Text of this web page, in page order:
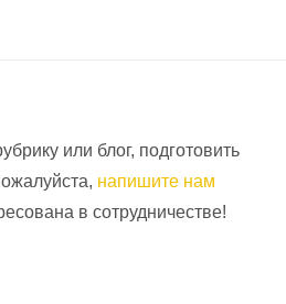
или блог, подготовить
напишите нам
в сотрудничестве!